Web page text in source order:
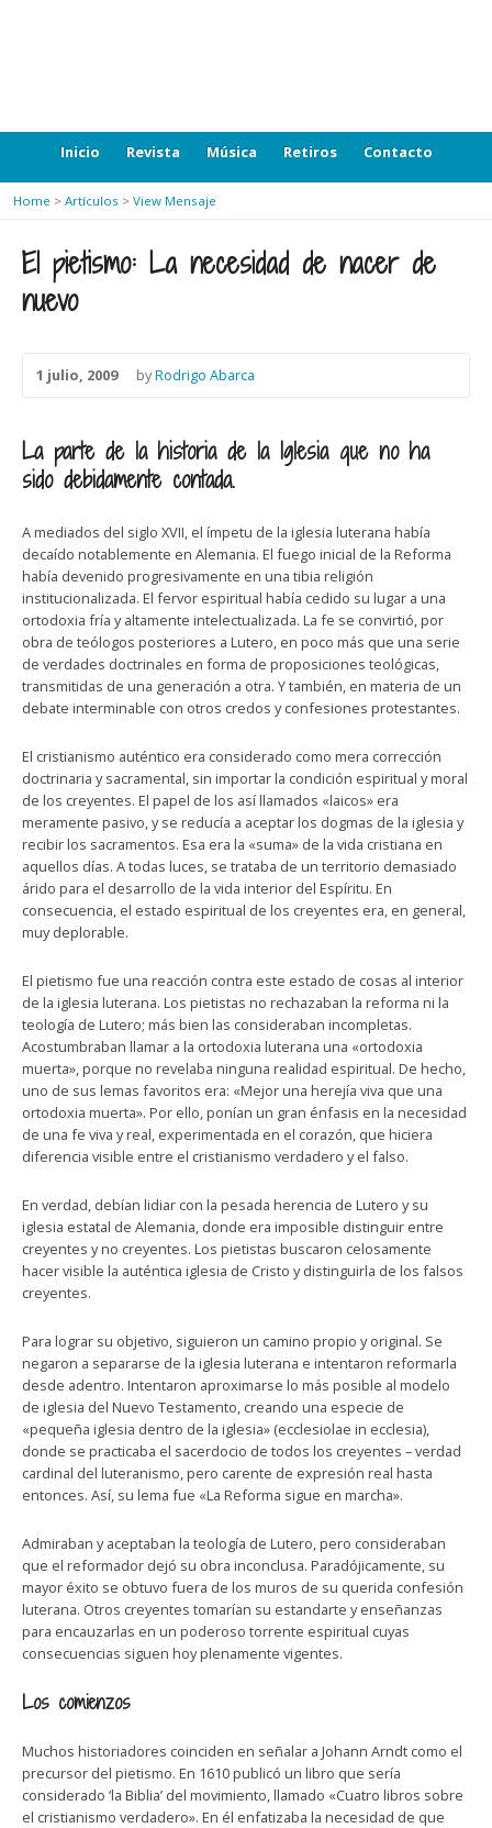
Inicio Revista Música Retiros Contacto
Home > Artículos > View Mensaje
El pietismo: La necesidad de nacer de
nuevo
1 julio, 2009 byRodrigo Abarca
La parte de la historia de la Iglesia que no ha
sido debidamente contada.
A mediados del siglo XVII, el ímpetu de la iglesia luterana había
decaído notablemente en Alemania. El fuego inicial de la Reforma
había devenido progresivamente en una tibia religión
institucionalizada. El fervor espiritual había cedido su lugar a una
ortodoxia fría y altamente intelectualizada. La fe se convirtió, por
obra de teólogos posteriores a Lutero, en poco más que una serie
de verdades doctrinales en forma de proposiciones teológicas,
transmitidas de una generación a otra. Y también, en materia de un
debate interminable con otros credos y confesiones protestantes.
El cristianismo auténtico era considerado como mera corrección
doctrinaria y sacramental, sin importar la condición espiritual y moral
de los creyentes. El papel de los así llamados «laicos» era
meramente pasivo, y se reducía a aceptar los dogmas de la iglesia y
recibir los sacramentos. Esa era la «suma» de la vida cristiana en
aquellos días. A todas luces, se trataba de un territorio demasiado
árido para el desarrollo de la vida interior del Espíritu. En
consecuencia, el estado espiritual de los creyentes era, en general,
muy deplorable.
El pietismo fue una reacción contra este estado de cosas al interior
de la iglesia luterana. Los pietistas no rechazaban la reforma ni la
teología de Lutero; más bien las consideraban incompletas.
Acostumbraban llamar a la ortodoxia luterana una «ortodoxia
muerta», porque no revelaba ninguna realidad espiritual. De hecho,
uno de sus lemas favoritos era: «Mejor una herejía viva que una
ortodoxia muerta». Por ello, ponían un gran énfasis en la necesidad
de una fe viva y real, experimentada en el corazón, que hiciera
diferencia visible entre el cristianismo verdadero y el falso.
En verdad, debían lidiar con la pesada herencia de Lutero y su
iglesia estatal de Alemania, donde era imposible distinguir entre
creyentes y no creyentes. Los pietistas buscaron celosamente
hacer visible la auténtica iglesia de Cristo y distinguirla de los falsos
creyentes.
Para lograr su objetivo, siguieron un camino propio y original. Se
negaron a separarse de la iglesia luterana e intentaron reformarla
desde adentro. Intentaron aproximarse lo más posible al modelo
de iglesia del Nuevo Testamento, creando una especie de
«pequeña iglesia dentro de la iglesia» (ecclesiolae in ecclesia),
donde se practicaba el sacerdocio de todos los creyentes – verdad
cardinal del luteranismo, pero carente de expresión real hasta
entonces. Así, su lema fue «La Reforma sigue en marcha».
Admiraban y aceptaban la teología de Lutero, pero consideraban
que el reformador dejó su obra inconclusa. Paradójicamente, su
mayor éxito se obtuvo fuera de los muros de su querida confesión
luterana. Otros creyentes tomarían su estandarte y enseñanzas
para encauzarlas en un poderoso torrente espiritual cuyas
consecuencias siguen hoy plenamente vigentes.
Los comienzos
Muchos historiadores coinciden en señalar a Johann Arndt como el
precursor del pietismo. En 1610 publicó un libro que sería
considerado ‘la Biblia’ del movimiento, llamado «Cuatro libros sobre
el cristianismo verdadero». En él enfatizaba la necesidad de que